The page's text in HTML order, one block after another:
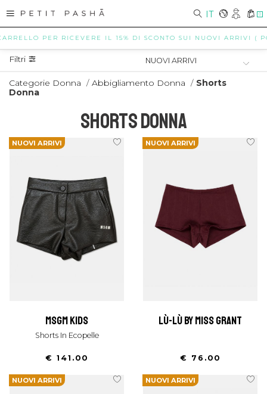
IT 0
PER RICEVERE IL 15% DI SCONTO SUI NUOVI ARRIVI (
Filtri
Categorie Donna / Abbigliamento Donna / Shorts
Donna
SHORTS DONNA
NUOVI ARRIVI
msgm kids
Shorts In Ecopelle
€ 141.00
NUOVI ARRIVI
lù-lù by miss grant
€ 76.00
NUOVI ARRIVI NUOVI ARRIVI